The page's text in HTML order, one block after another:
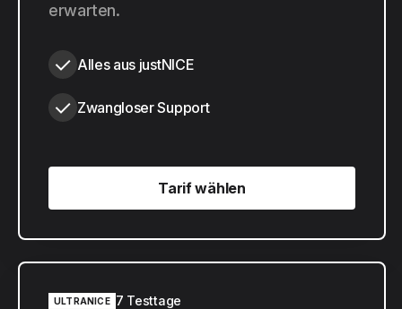
erwarten.
Alles aus justNICE
Zwangloser Support
Tarif wählen
Tarif wählen
ULTRANICE 7 Testtage